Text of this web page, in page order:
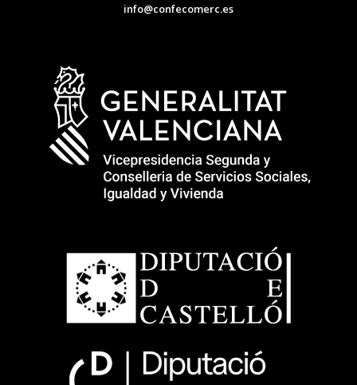
info@confecomerc.es